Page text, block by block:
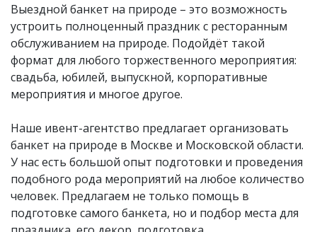
Выездной банкет на природе – это возможность
устроить полноценный праздник с ресторанным
обслуживанием на природе. Подойдёт такой
формат для любого торжественного мероприятия:
свадьба, юбилей, выпускной, корпоративные
мероприятия и многое другое.
Наше ивент-агентство предлагает организовать
банкет на природе в Москве и Московской области.
У нас есть большой опыт подготовки и проведения
подобного рода мероприятий на любое количество
человек. Предлагаем не только помощь в
подготовке самого банкета, но и подбор места для